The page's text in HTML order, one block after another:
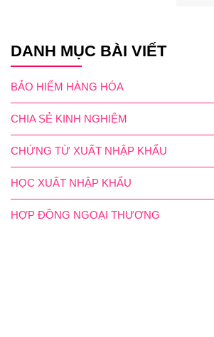
DANH MỤC BÀI VIẾT
BẢO HIỂM HÀNG HÓA
CHIA SẺ KINH NGHIỆM
CHỨNG TỪ XUẤT NHẬP KHẨU
HỌC XUẤT NHẬP KHẨU
HỢP ĐỒNG NGOẠI THƯƠNG